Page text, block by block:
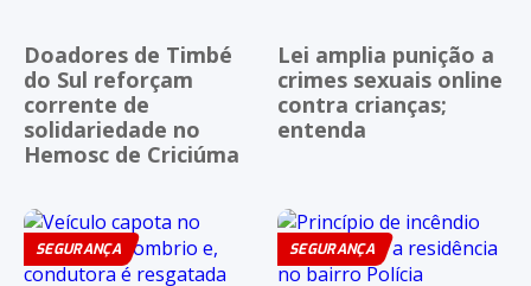
Doadores de Timbé
do Sul reforçam
corrente de
solidariedade no
Hemosc de Criciúma
Lei amplia punição a
crimes sexuais online
contra crianças;
entenda
SEGURANÇA SEGURANÇA